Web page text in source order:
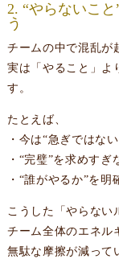
2. “やらないこ
う
チームの中で混乱が
実は「やること」よ
す。
たとえば、
・今は“急ぎではな
・“完璧”を求めすぎ
・“誰がやるか”を明
こうした「やらない
チーム全体のエネル
無駄な摩擦が減って